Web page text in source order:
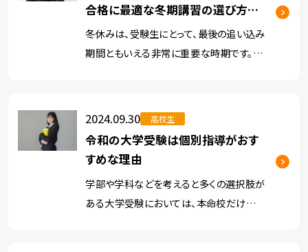
合格に最適な冬期講習の選び方を
解説！
冬休みは、受験生にとって、最後の追い込み
期間ともいえる非常に重要な時期です。 志
左右します。 その中でも、学習塾の冬期講習
は、学力を底上げし、受 […]
2024.09.30 高校生
令和の大学受験は個別指導がおす
すめな理由
学部や学科などを考えると多くの選択肢が
ある大学受験においては、本命校だけでは